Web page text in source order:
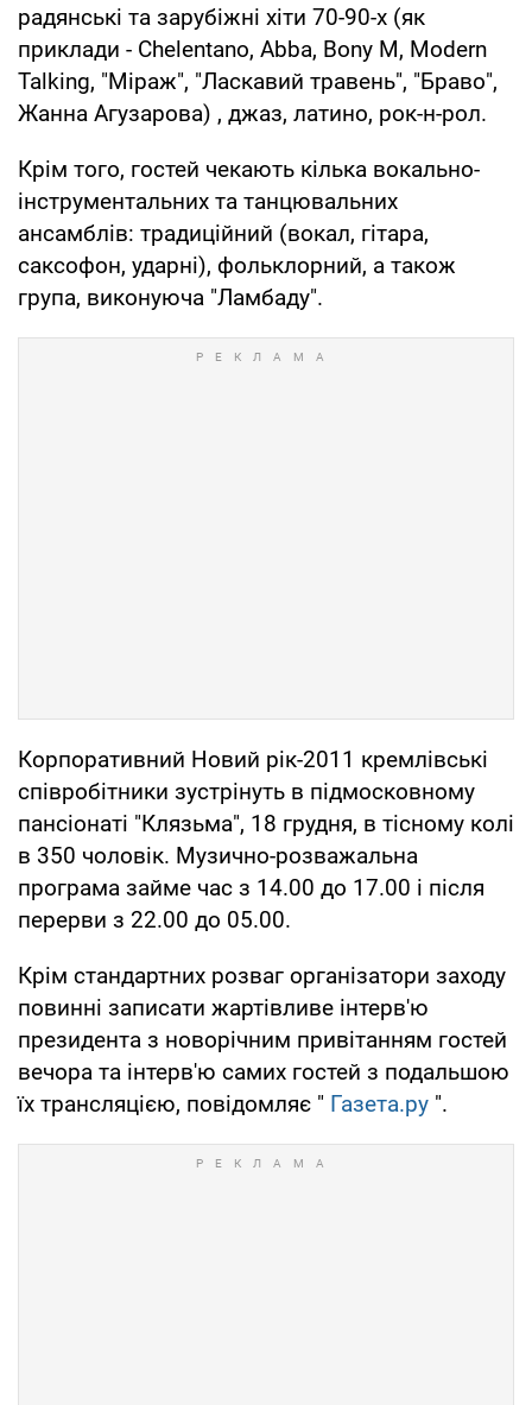
радянські та зарубіжні хіти 70-90-х (як
приклади - Chelentano, Abba, Bony M, Modern
Talking, "Міраж", "Ласкавий травень", "Браво",
Жанна Агузарова) , джаз, латино, рок-н-рол.
Крім того, гостей чекають кілька вокально-
інструментальних та танцювальних
ансамблів: традиційний (вокал, гітара,
саксофон, ударні), фольклорний, а також
група, виконуюча "Ламбаду".
Корпоративний Новий рік-2011 кремлівські
співробітники зустрінуть в підмосковному
пансіонаті "Клязьма", 18 грудня, в тісному колі
в 350 чоловік. Музично-розважальна
програма займе час з 14.00 до 17.00 і після
перерви з 22.00 до 05.00.
Крім стандартних розваг організатори заходу
повинні записати жартівливе інтерв'ю
президента з новорічним привітанням гостей
вечора та інтерв'ю самих гостей з подальшою
їх трансляцією, повідомляє " Газета.ру ".